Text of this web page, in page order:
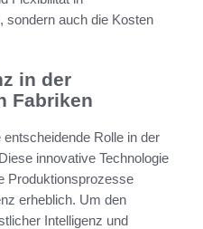
sondern auch die Kosten
in der
Fabriken
Rolle in der
innovative Technologie
Produktionsprozesse
erheblich. Um den
Intelligenz und